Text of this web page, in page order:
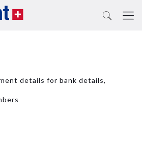
details for bank details,